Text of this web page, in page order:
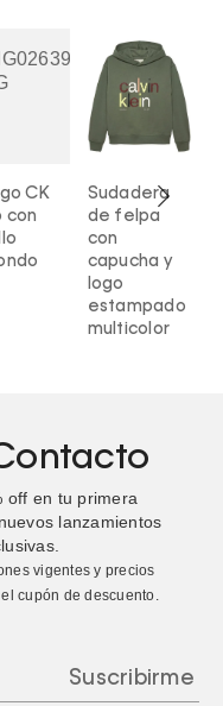
CK
con
Sudadera
de felpa
con
capucha y
logo
estampado
multicolor
off en tu primera
lanzamientos
vigentes y precios
cupón de descuento.